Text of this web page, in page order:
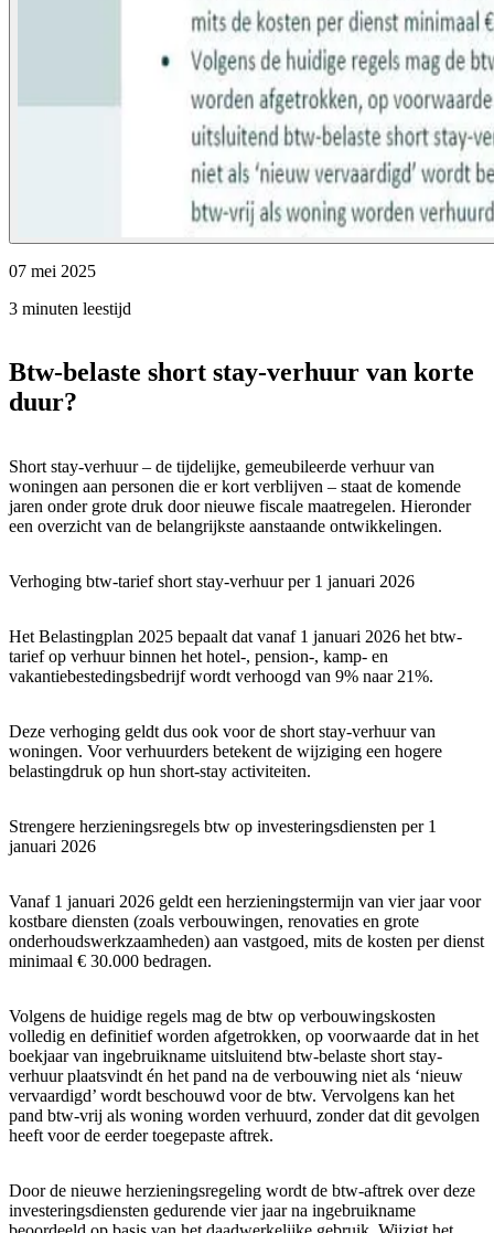
07 mei 2025
3 minuten leestijd
Btw-belaste short stay-verhuur van korte
duur?
Short stay-verhuur – de tijdelijke, gemeubileerde verhuur van
woningen aan personen die er kort verblijven – staat de komende
jaren onder grote druk door nieuwe fiscale maatregelen. Hieronder
een overzicht van de belangrijkste aanstaande ontwikkelingen.
Verhoging btw-tarief short stay-verhuur per 1 januari 2026
Het Belastingplan 2025 bepaalt dat vanaf 1 januari 2026 het btw-
tarief op verhuur binnen het hotel-, pension-, kamp- en
vakantiebestedingsbedrijf wordt verhoogd van 9% naar 21%.
Deze verhoging geldt dus ook voor de short stay-verhuur van
woningen. Voor verhuurders betekent de wijziging een hogere
belastingdruk op hun short-stay activiteiten.
Strengere herzieningsregels btw op investeringsdiensten per 1
januari 2026
Vanaf 1 januari 2026 geldt een herzieningstermijn van vier jaar voor
kostbare diensten (zoals verbouwingen, renovaties en grote
onderhoudswerkzaamheden) aan vastgoed, mits de kosten per dienst
minimaal € 30.000 bedragen.
Volgens de huidige regels mag de btw op verbouwingskosten
volledig en definitief worden afgetrokken, op voorwaarde dat in het
boekjaar van ingebruikname uitsluitend btw-belaste short stay-
verhuur plaatsvindt én het pand na de verbouwing niet als ‘nieuw
vervaardigd’ wordt beschouwd voor de btw. Vervolgens kan het
pand btw-vrij als woning worden verhuurd, zonder dat dit gevolgen
heeft voor de eerder toegepaste aftrek.
Door de nieuwe herzieningsregeling wordt de btw-aftrek over deze
investeringsdiensten gedurende vier jaar na ingebruikname